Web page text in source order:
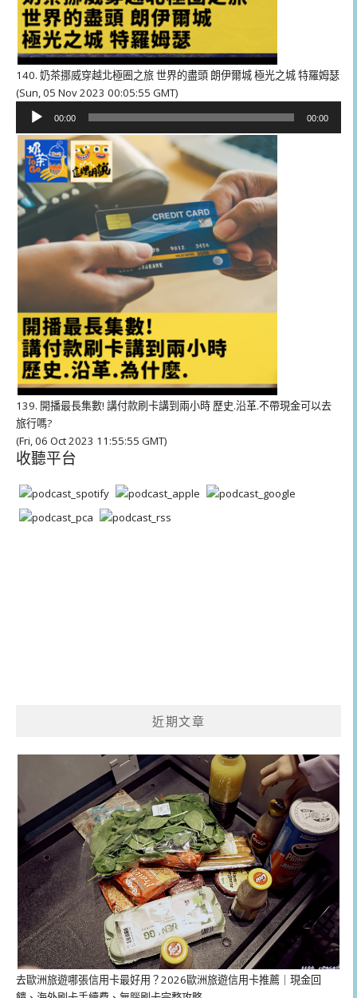
140. 奶茶挪威穿越北極圈之旅 世界的盡頭 朗伊爾城 極光之城 特羅姆瑟
(Sun, 05 Nov 2023 00:05:55 GMT)
播
放
器
00:00 00:00
139. 開播最長集數! 講付款刷卡講到兩小時 歷史.沿革.不帶現金可以去
旅行嗎?
(Fri, 06 Oct 2023 11:55:55 GMT)
收聽平台
近期文章
去歐洲旅遊哪張信用卡最好用？2026歐洲旅遊信用卡推薦｜現金回